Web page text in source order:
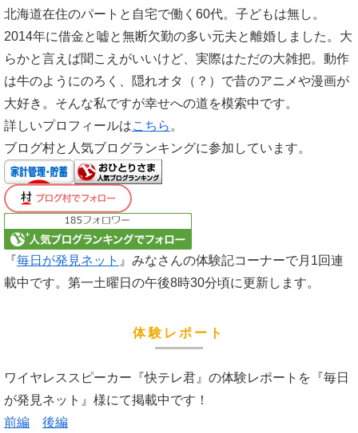
北海道在住のパートと自宅で働く60代。子どもは無し。
2014年に借金と嘘と無断欠勤の多い元夫と離婚しました。大
らかと言えば聞こえがいいけど、実際はただの大雑把。動作
は牛のようにのろく、隠れオタ（？）で昔のアニメや漫画が
大好き。そんな私ですが幸せへの道を模索中です。
詳しいプロフィールはこちら 。
ブログ村と人気ブログランキングに参加しています。
『毎日が発見ネット 』みなさんの体験記コーナーで月1回連
載中です。第一土曜日の午後8時30分頃に更新します。
体験レポート
ワイヤレススピーカー『快テレ君』の体験レポートを『毎日
が発見ネット』様にて掲載中です！
前編
後編